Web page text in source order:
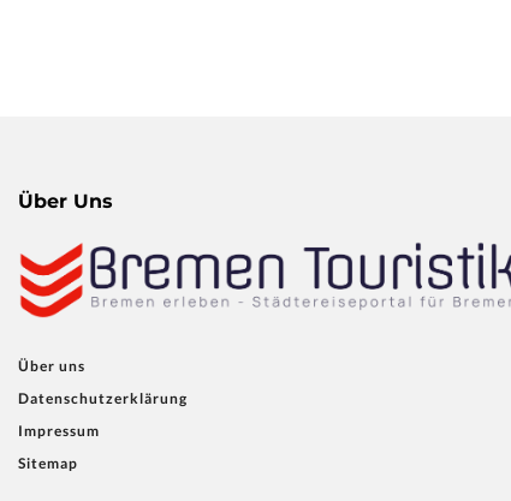
Über Uns
Über uns
Datenschutzerklärung
Impressum
Sitemap